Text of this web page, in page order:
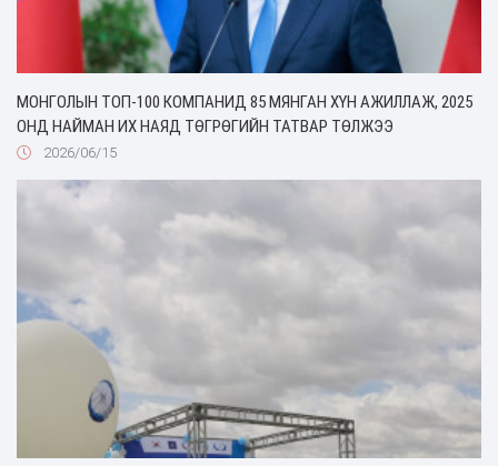
МОНГОЛЫН ТОП-100 КОМПАНИД 85 МЯНГАН ХҮН АЖИЛЛАЖ, 2025
ОНД НАЙМАН ИХ НАЯД ТӨГРӨГИЙН ТАТВАР ТӨЛЖЭЭ
2026/06/15